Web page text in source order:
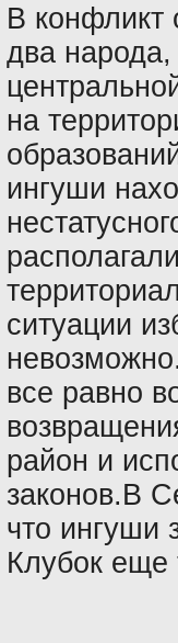
В конфликт
два
на
ингуши
ситуации
все равно
район и
законов.В
что ингуши
Клубок еще